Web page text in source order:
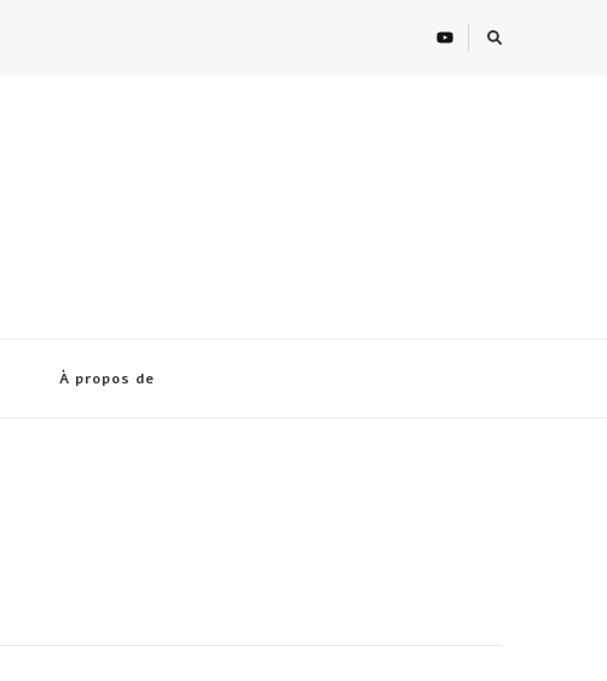
À propos de